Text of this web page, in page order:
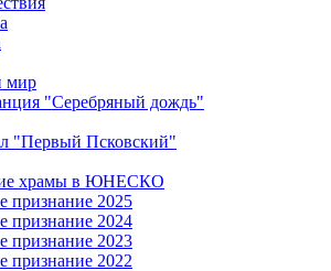
мир
"Серебряный дождь"
"Первый Псковский"
храмы в ЮНЕСКО
признание 2025
признание 2024
признание 2023
признание 2022